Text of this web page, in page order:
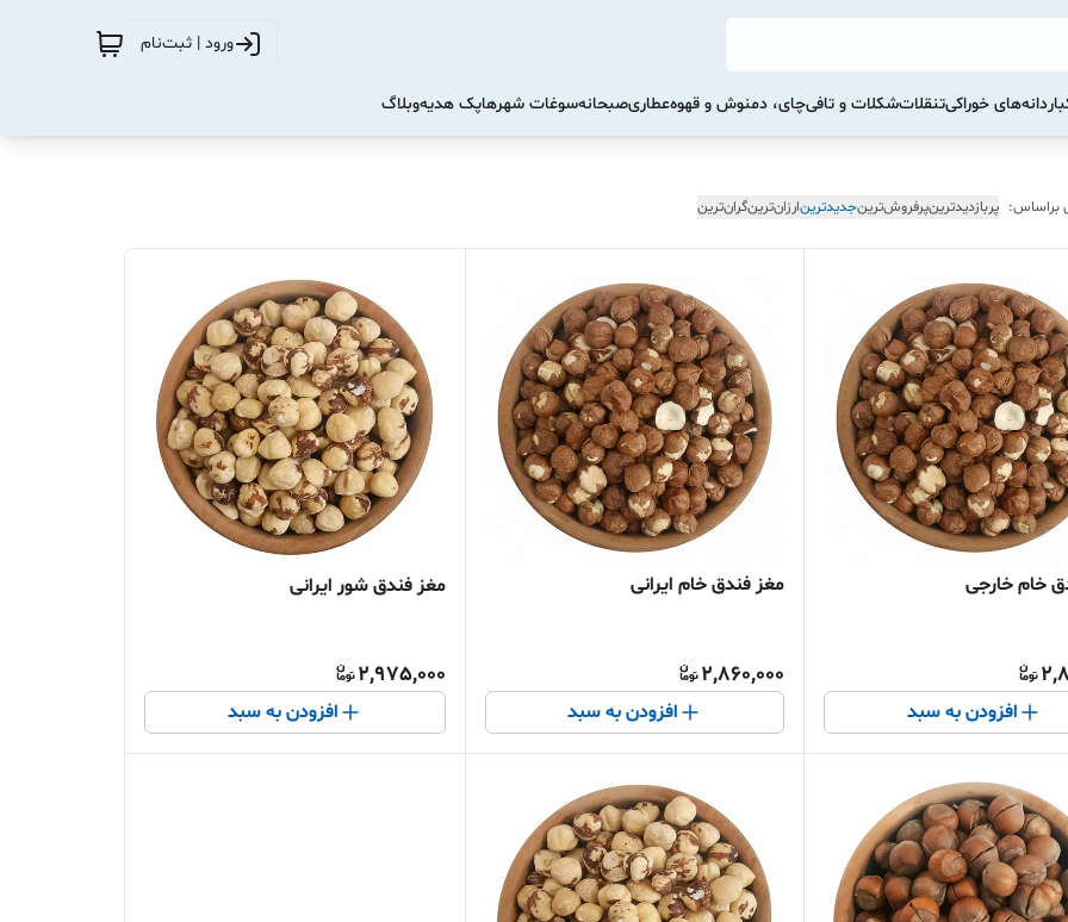
ورود | ثبت‌نام
دانه‌های خوراکیتنقلاتشکلات و تافیچای، دمنوش و قهوهعطاریصبحانهسوغات شهرهاپک هدیهوبلاگ
براساس: پربازدیدترینپرفروش‌ترینجدیدترینارزان‌ترینگران‌ترین
خام خارجی
افزودن به سبد
مغز فندق خام ایرانی
2,860,000
افزودن به سبد
مغز فندق شور ایرانی
2,975,000
افزودن به سبد